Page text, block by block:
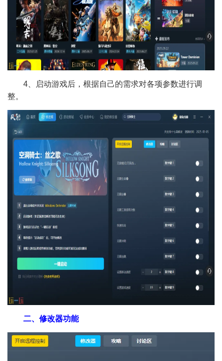
4、启动游戏后，根据自己的需求对各项参数进行调
整。
二、修改器功能